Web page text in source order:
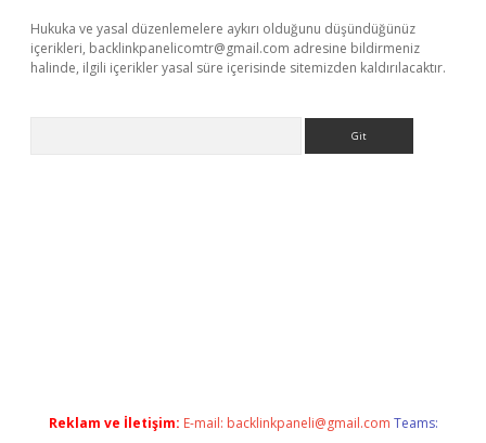
Hukuka ve yasal düzenlemelere aykırı olduğunu düşündüğünüz
içerikleri, backlinkpanelicomtr@gmail.com adresine bildirmeniz
halinde, ilgili içerikler yasal süre içerisinde sitemizden kaldırılacaktır.
Reklam ve İletişim: E-mail: backlinkpaneli@gmail.com Teams: